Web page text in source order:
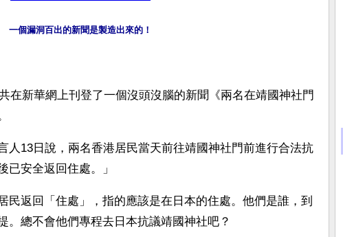
一個漏洞百出的新聞是製造出來的！
在新華網上刊登了一個沒頭沒腦的新聞《兩名在靖國神社門
人13日說，兩名香港居民當天前往靖國神社門前進行合法抗
已安全返回住處。」
民返回「住處」，指的應該是在日本的住處。他們是誰，到
。總不會他們專程去日本抗議靖國神社吧？